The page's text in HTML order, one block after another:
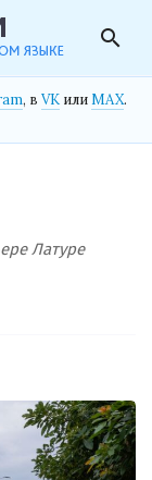
search
, в VK илиMAX.
Латуре